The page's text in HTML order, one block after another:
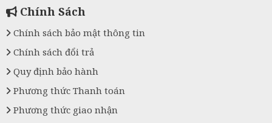
Chính Sách
Chính sách bảo mật thông tin
Chính sách đổi trả
Quy định bảo hành
Phương thức Thanh toán
Phương thức giao nhận